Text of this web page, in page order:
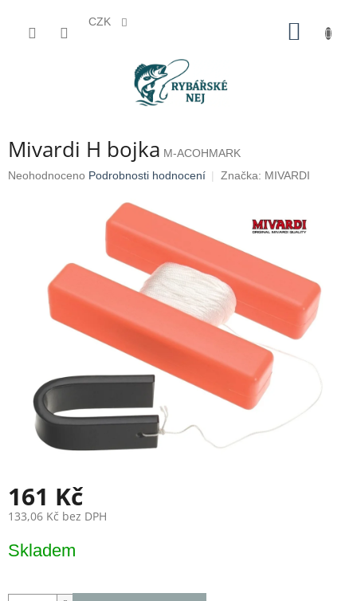
CZK
Mivardi H bojka M-ACOHMARK
Průměrné
hvězdiček.
Neohodnoceno Podrobnosti hodnocení Značka: MIVARDI
161 Kč
133,06 Kč bez DPH
cena:
Skladem